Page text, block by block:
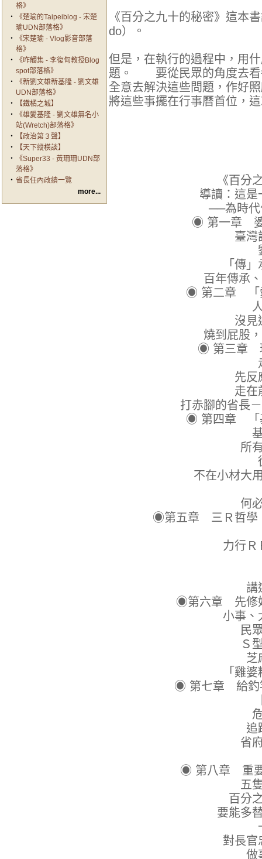
格》
‧
《楚瑜的Taipeiblog - 宋楚
瑜UDN部落格》
‧
《宋楚瑜 - Vlog影音部落
格》
‧
《咋觸集 - 李復甸教授Blog
spot部落格》
‧
《新劉文雄新基隆 - 劉文雄
UDN部落格》
‧
【鐵橘之城】
‧
《雄愛基隆 - 劉文雄無名小
站(Wretch)部落格》
‧
【政治第３聲】
‧
【天下縱橫談】
‧
《Super33 - 黃珊珊UDN部
落格》
‧ 省長任內政績一覽
more...
《百分之九十的秘密》這本
do）。
但是，在執行的過程中，用
題。 要從民眾的角度去看
全意去解決這些問題，作好
將這些事擺在行事曆首位
《百分
導讀：這是
──為時代作
◉ 第一章 婆
臺灣設省
劉銘
「傳」承劉
百年傳承
◉ 第二章 「
人性關
沒見過，
燒到屁股
◉ 第三章
走出
先反應急
走在前面
打赤腳的省長
◉ 第四章 「
基層當
所有的政
從民
不在小材大用還是
何必曰利
◉第五章 三Ｒ哲學
力行ＲＲＲ
講道理
◉第六章 先修
小事、大事
民眾的小
Ｓ型小事
芝麻小
「雞婆精神
◉ 第七章 給釣
危險總
追蹤考
省府研考
◉ 第八章 重要
五隻手指
百分之九十
要能多替屬下
一心
對長官忠誠
做事非